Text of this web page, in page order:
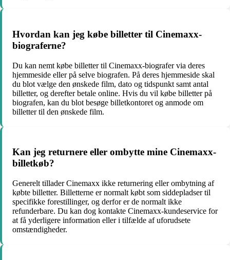
Hvordan kan jeg købe billetter til Cinemaxx-
biograferne?
Du kan nemt købe billetter til Cinemaxx-biografer via deres
hjemmeside eller på selve biografen. På deres hjemmeside skal
du blot vælge den ønskede film, dato og tidspunkt samt antal
billetter, og derefter betale online. Hvis du vil købe billetter på
biografen, kan du blot besøge billetkontoret og anmode om
billetter til den ønskede film.
Kan jeg returnere eller ombytte mine Cinemaxx-
billetkøb?
Generelt tillader Cinemaxx ikke returnering eller ombytning af
købte billetter. Billetterne er normalt købt som siddepladser til
specifikke forestillinger, og derfor er de normalt ikke
refunderbare. Du kan dog kontakte Cinemaxx-kundeservice for
at få yderligere information eller i tilfælde af uforudsete
omstændigheder.